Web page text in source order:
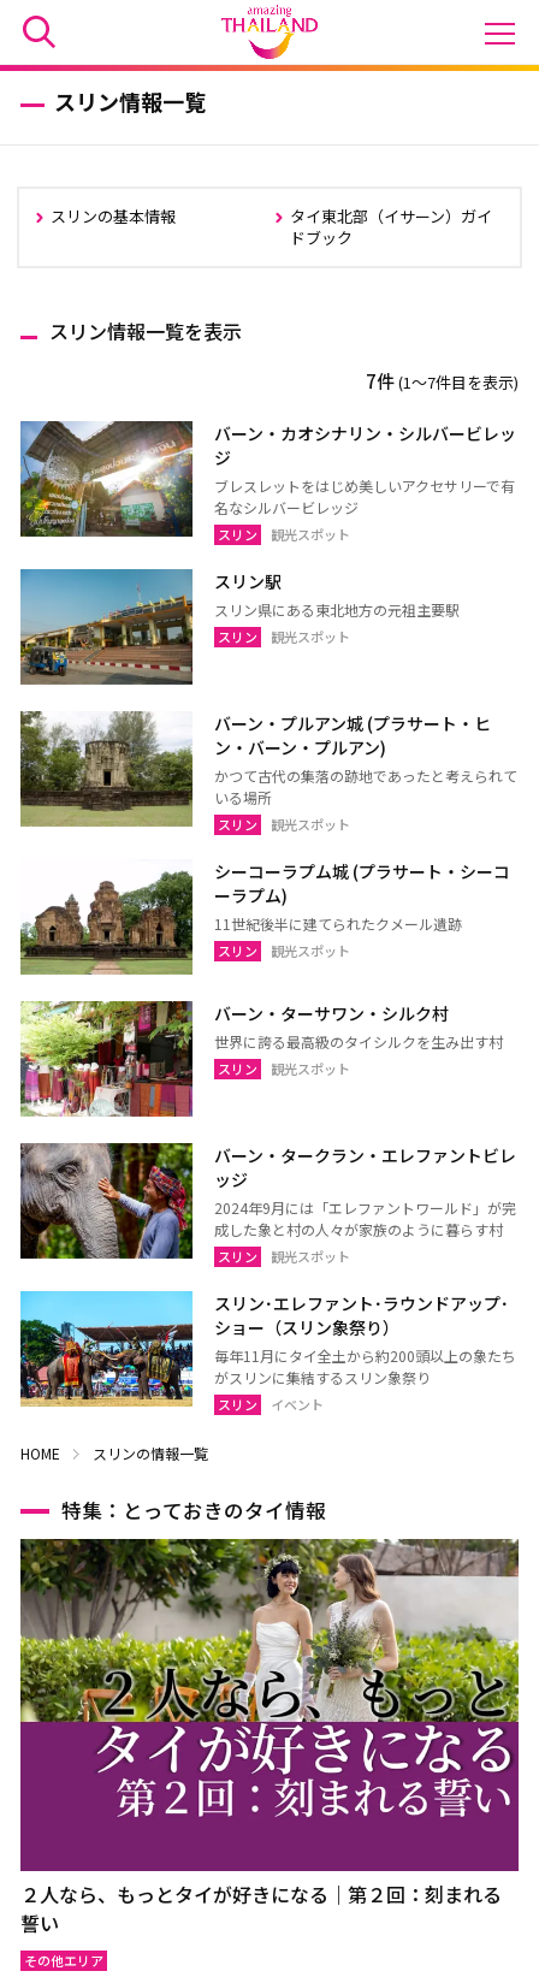
スリン情報一覧
スリンの基本情報
タイ東北部（イサーン）ガイ
ドブック
スリン情報一覧を表示
7件(1〜7件目を表示)
バーン・カオシナリン・シルバービレッ
ジ
ブレスレットをはじめ美しいアクセサリーで有
名なシルバービレッジ
スリン 観光スポット
スリン駅
スリン県にある東北地方の元祖主要駅
スリン 観光スポット
バーン・プルアン城 (プラサート・ヒ
ン・バーン・プルアン)
かつて古代の集落の跡地であったと考えられて
いる場所
スリン 観光スポット
シーコーラプム城 (プラサート・シーコ
ーラプム)
11世紀後半に建てられたクメール遺跡
スリン 観光スポット
バーン・ターサワン・シルク村
世界に誇る最高級のタイシルクを生み出す村
スリン 観光スポット
バーン・タークラン・エレファントビレ
ッジ
2024年9月には「エレファントワールド」が完
成した象と村の人々が家族のように暮らす村
スリン 観光スポット
スリン･エレファント･ラウンドアップ･
ショー（スリン象祭り）
毎年11月にタイ全土から約200頭以上の象たち
がスリンに集結するスリン象祭り
スリン イベント
HOME スリンの情報一覧
特集：とっておきのタイ情報
２人なら、もっとタイが好きになる｜第２回：刻まれる
誓い
その他エリア